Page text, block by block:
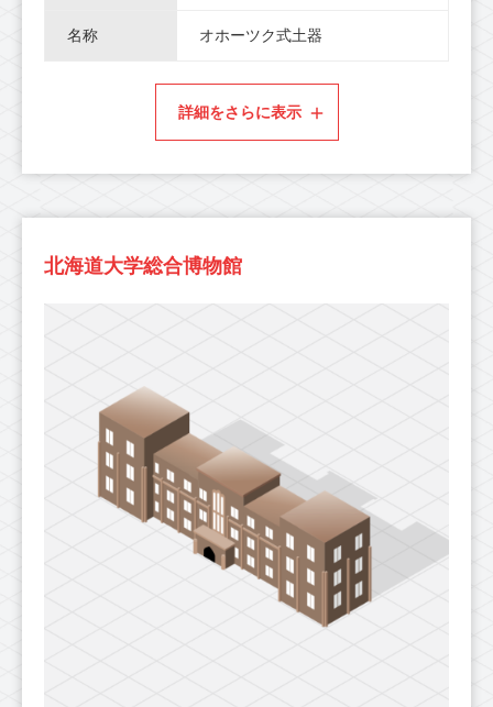
名称 オホーツク式土器
詳細をさらに表示
北海道大学総合博物館